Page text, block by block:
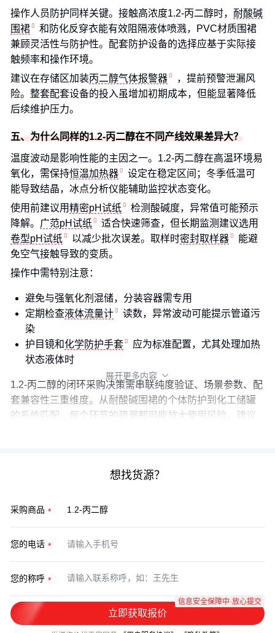
操作人员防护同样关键。接触高浓度1.2-丙二醇时， 耐酸碱
围裙
和防化反穿衣能有效阻隔液体喷溅，PVC材质围裙
兼顾灵活性与防护性。配套防护设备的选择应基于实际接
触频率和操作环境。
建议在存储区加装丙二醇气体报警器
，提前预警泄漏风
险。整套配套设备的投入虽增加初期成本，但能显著降低
后续维护压力。
五、为什么同样的1.2-丙二醇在不同产线效果差异大？
温度波动是影响性能的主因之一。1.2-丙二醇在高温环境易
氧化，需保持恒温加热器
设定在稳定区间；冬季低温可
能导致结晶，冰点分析仪能辅助监控状态变化。
使用前建议用精密pH试纸
检测酸碱度，异常值可能预示
降解。 广范pH试纸
适合快速筛查，但长期监测建议选用
卷型pH试纸
以减少批次误差。取样时密封取样器
能避
免空气接触导致的变质。
操作中需特别注意：
避免与强氧化剂混储，分装容器需专用
定期检查液体流量计
读数，异常波动可能提示管道污
染
护目镜和化学防护手套
应为标准配置，尤其处理加热
状态液体时
1.2-丙二醇的闭环采购决策需串联纯度验证、场景参数、配
套兼容性三重维度。从耐酸碱围裙的个体防护到化工储罐
的系统匹配，每个环节的疏漏都可能放大使用风险。建议
展开更多内容 
想找货源？
采购商品
您的电话
您的称呼
立即获取报价
信息安全保障中·放心提交